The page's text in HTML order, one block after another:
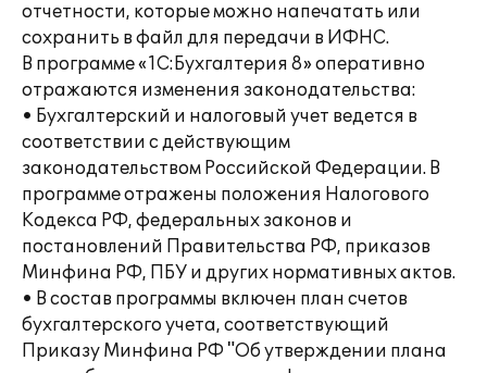
отчетности, которые можно напечатать или
сохранить в файл для передачи в ИФНС.
В программе «1С:Бухгалтерия 8» оперативно
отражаются изменения законодательства:
• Бухгалтерский и налоговый учет ведется в
соответствии с действующим
законодательством Российской Федерации. В
программе отражены положения Налогового
Кодекса РФ, федеральных законов и
постановлений Правительства РФ, приказов
Минфина РФ, ПБУ и других нормативных актов.
• В состав программы включен план счетов
бухгалтерского учета, соответствующий
Приказу Минфина РФ "Об утверждении плана